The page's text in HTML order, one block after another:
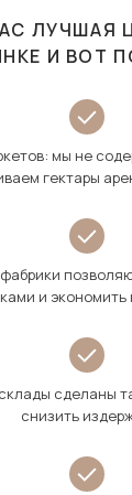
ЛУЧШАЯ
И ВОТ
мы не
гектары
и экономить
сделаны
снизить